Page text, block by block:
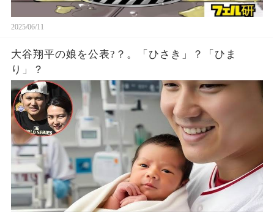
2025/06/11
大谷翔平の娘を公表?？。「ひさき」？「ひま
り」？